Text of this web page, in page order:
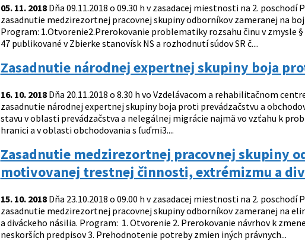
05. 11. 2018Dňa 09.11.2018 o 09.30 h v zasadacej miestnosti na 2.
zasadnutie medzirezortnej pracovnej skupiny odborníkov zameranej na
Program: 1.Otvorenie2.Prerokovanie problematiky rozsahu činu v zmysle
47 publikované v Zbierke stanovísk NS a rozhodnutí súdov SR č....
Zasadnutie národnej expertnej skupiny boja
16. 10. 2018Dňa 20.11.2018 o 8.30 h vo Vzdelávacom a rehabilitačnom
zasadnutie národnej expertnej skupiny boja proti prevádzačstvu a
stavu v oblasti prevádzačstva a nelegálnej migrácie najmä vo vzťahu k
hranici a v oblasti obchodovania s ľuďmi3....
Zasadnutie medzirezortnej pracovnej skupiny
motivovanej trestnej činnosti, extrémizmu a
15. 10. 2018Dňa 23.10.2018 o 09.00 h v zasadacej miestnosti na 2.
zasadnutie medzirezortnej pracovnej skupiny odborníkov zameranej na
a diváckeho násilia. Program: 1. Otvorenie 2. Prerokovanie návrhov k
neskorších predpisov 3. Prehodnotenie potreby zmien iných právnych...